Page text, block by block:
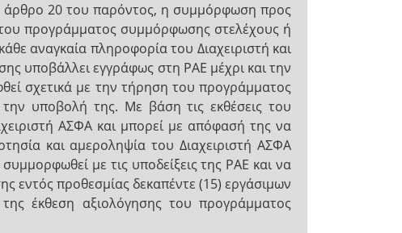
άρθρο 20 του παρόντος, η συμμόρφωση προς
προγράμματος συμμόρφωσης στελέχους ή
αναγκαία πληροφορία του Διαχειριστή και
υποβάλλει εγγράφως στη ΡΑΕ μέχρι και την
σχετικά με την τήρηση του προγράμματος
υποβολή της. Με βάση τις εκθέσεις του
ΑΣΦΑ και μπορεί με απόφασή της να
και αμεροληψία του Διαχειριστή ΑΣΦΑ
με τις υποδείξεις της ΡΑΕ και να
εντός προθεσμίας δεκαπέντε (15) εργάσιμων
έκθεση αξιολόγησης του προγράμματος